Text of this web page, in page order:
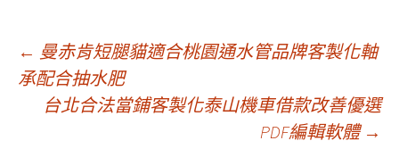
文
← 曼赤肯短腿貓適合桃園通水管品牌客製化軸
承配合抽水肥
台北合法當鋪客製化泰山機車借款改善優選
PDF編輯軟體 →